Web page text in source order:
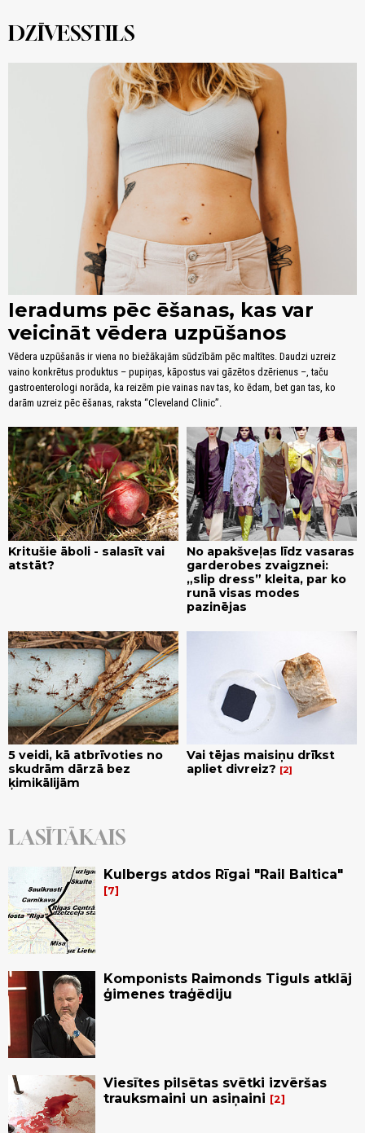
DZĪVESSTILS
Ieradums pēc ēšanas, kas var
veicināt vēdera uzpūšanos
Vēdera uzpūšanās ir viena no biežākajām sūdzībām pēc maltītes. Daudzi uzreiz
vaino konkrētus produktus – pupiņas, kāpostus vai gāzētos dzērienus –, taču
gastroenterologi norāda, ka reizēm pie vainas nav tas, ko ēdam, bet gan tas, ko
darām uzreiz pēc ēšanas, raksta “Cleveland Clinic”.
Kritušie āboli - salasīt vai
atstāt?
No apakšveļas līdz vasaras
garderobes zvaigznei:
„slip dress” kleita, par ko
runā visas modes
pazinējas
5 veidi, kā atbrīvoties no
skudrām dārzā bez
ķimikālijām
Vai tējas maisiņu drīkst
apliet divreiz?
2
LASĪTĀKAIS
Kulbergs atdos Rīgai "Rail Baltica"
7
Komponists Raimonds Tiguls atklāj
ģimenes traģēdiju
Viesītes pilsētas svētki izvēršas
trauksmaini un asiņaini
2